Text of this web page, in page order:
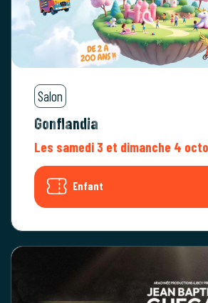
Salon
Gonflandia
Les samedi 3 et dimanche 4
Enfant